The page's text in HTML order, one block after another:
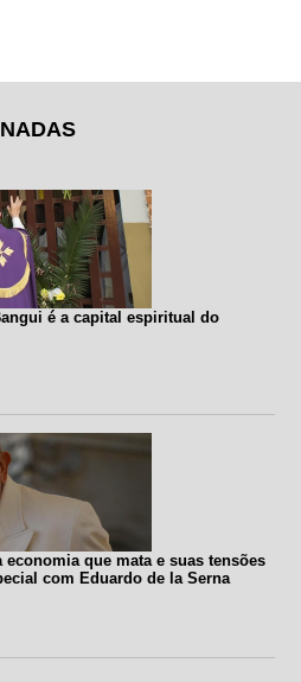
é a capital espiritual do
que mata e suas tensões
com Eduardo de la Serna